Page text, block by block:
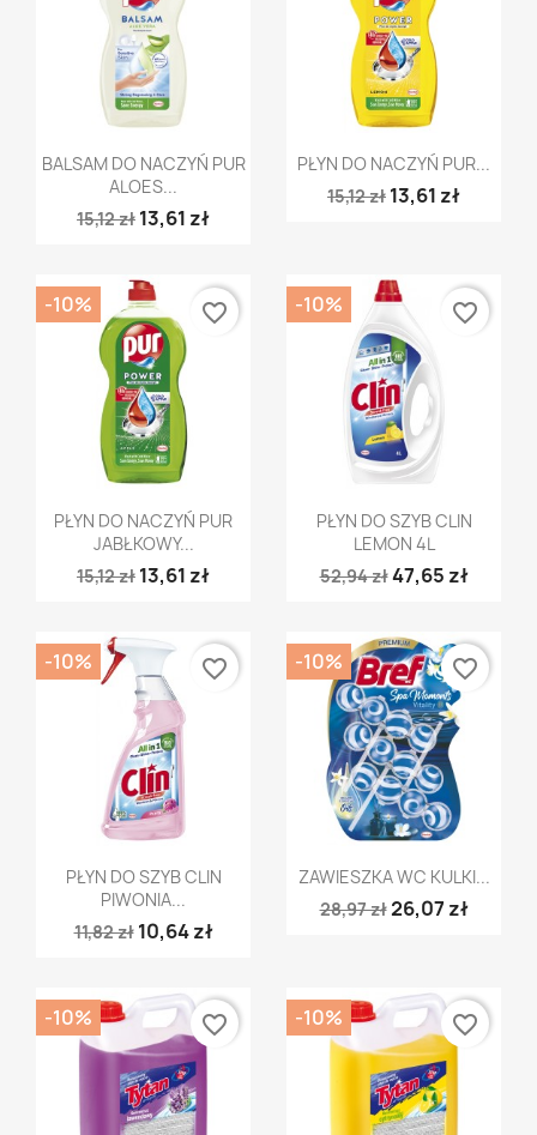
Szybki podgląd
BALSAM DO NACZYŃ PUR
ALOES...
15,12 zł 13,61 zł
Szybki podgląd
PŁYN DO NACZYŃ PUR...
15,12 zł 13,61 zł
Szybki podgląd
PŁYN DO NACZYŃ PUR
JABŁKOWY...
15,12 zł 13,61 zł
-10% favorite_border
Szybki podgląd
PŁYN DO SZYB CLIN
LEMON 4L
52,94 zł47,65 zł
-10% favorite_border
Szybki podgląd
PŁYN DO SZYB CLIN
PIWONIA...
11,82 zł 10,64 zł
-10% favorite_border
Szybki podgląd
ZAWIESZKA WC KULKI...
28,97 zł26,07 zł
-10% favorite_border
-10% favorite_border -10% favorite_border